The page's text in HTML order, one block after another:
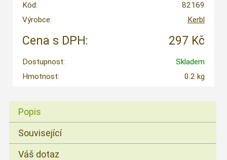
Kód:
82169
Výrobce:
Kerbl
Cena s DPH: 297 Kč
Dostupnost:
Skladem
Hmotnost:
0.2 kg
Popis
Související
Váš dotaz